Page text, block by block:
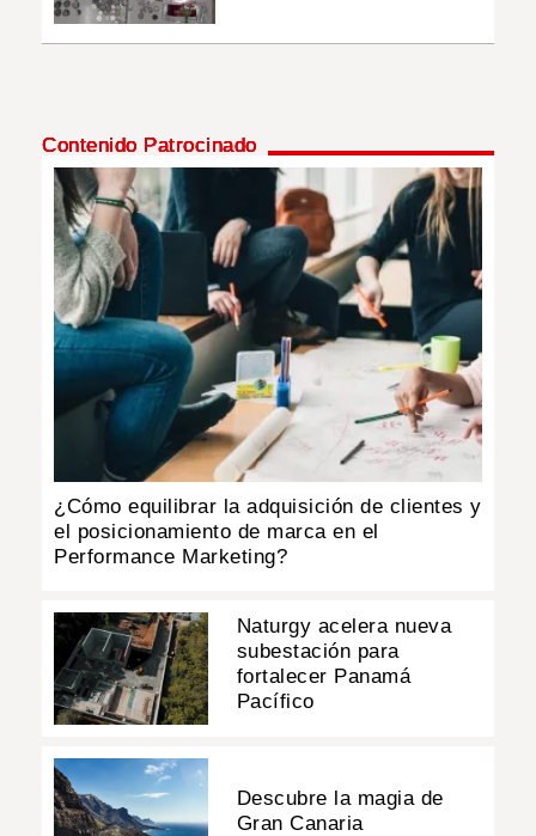
Contenido Patrocinado
¿Cómo equilibrar la adquisición de clientes y
el posicionamiento de marca en el
Performance Marketing?
Naturgy acelera nueva
subestación para
fortalecer Panamá
Pacífico
Descubre la magia de
Gran Canaria